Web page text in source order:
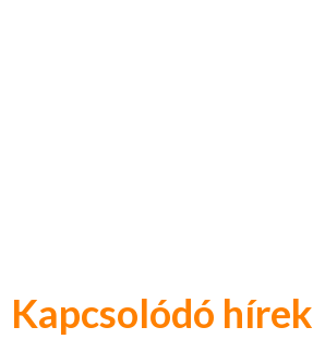
Kapcsolódó hírek